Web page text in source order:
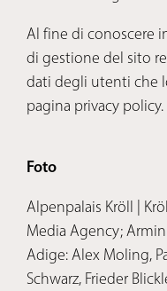
Al fine di conoscere
di gestione del sito
dati degli utenti che
pagina privacy policy.
Foto
Alpenpalais Kröll |
Media Agency;
Adige: Alex Moling,
Schwarz, Frieder